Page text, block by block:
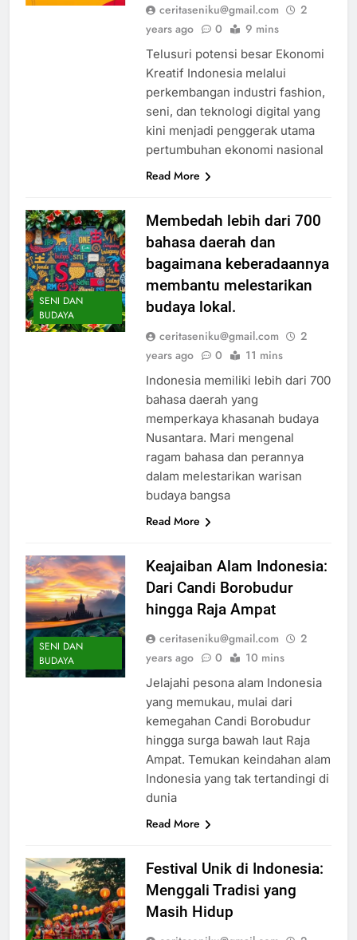
ceritaseniku@gmail.com
2
years ago
0 9 mins
Telusuri potensi besar Ekonomi
Kreatif Indonesia melalui
perkembangan industri fashion,
seni, dan teknologi digital yang
kini menjadi penggerak utama
pertumbuhan ekonomi nasional
Read More
SENI DAN
BUDAYA
Membedah lebih dari 700
bahasa daerah dan
bagaimana keberadaannya
membantu melestarikan
budaya lokal.
ceritaseniku@gmail.com
2
years ago
0 11 mins
Indonesia memiliki lebih dari 700
bahasa daerah yang
memperkaya khasanah budaya
Nusantara. Mari mengenal
ragam bahasa dan perannya
dalam melestarikan warisan
budaya bangsa
Read More
SENI DAN
BUDAYA
Keajaiban Alam Indonesia:
Dari Candi Borobudur
hingga Raja Ampat
ceritaseniku@gmail.com
2
years ago
0 10 mins
Jelajahi pesona alam Indonesia
yang memukau, mulai dari
kemegahan Candi Borobudur
hingga surga bawah laut Raja
Ampat. Temukan keindahan alam
Indonesia yang tak tertandingi di
dunia
Read More
Festival Unik di Indonesia:
Menggali Tradisi yang
Masih Hidup